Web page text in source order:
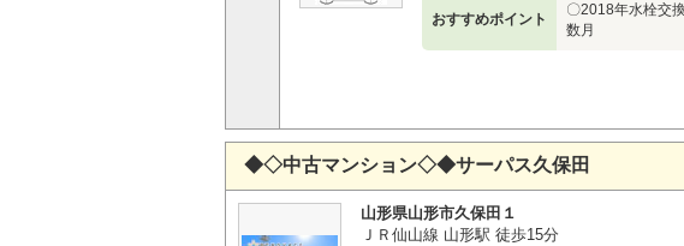
おすすめポイント
〇2018年水栓交
数月
◆◇中古マンション◇◆サーパス久保田
山形県山形市久保田１
ＪＲ仙山線 山形駅 徒歩15分